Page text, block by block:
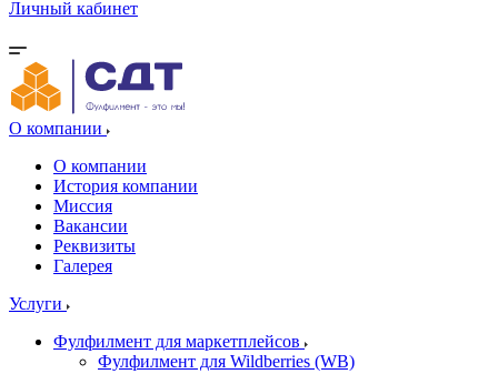
Личный кабинет
О компании
О компании
История компании
Миссия
Вакансии
Реквизиты
Галерея
Услуги
Фулфилмент для маркетплейсов
Фулфилмент для Wildberries (WB)